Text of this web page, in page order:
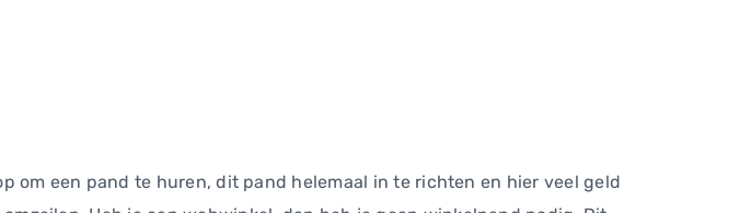
om een pand te huren, dit pand helemaal in te richten en hier veel geld